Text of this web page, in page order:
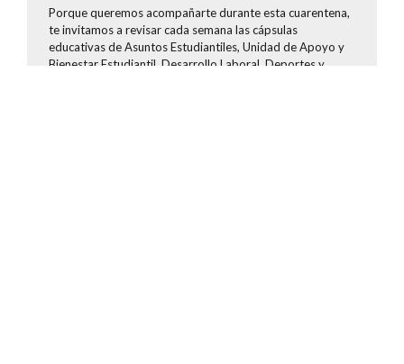
Porque queremos acompañarte durante esta cuarentena,
te invitamos a revisar cada semana las cápsulas
educativas de Asuntos Estudiantiles, Unidad de Apoyo y
Bienestar Estudiantil, Desarrollo Laboral, Deportes y